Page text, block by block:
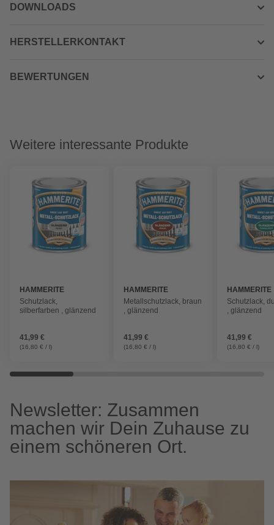
DOWNLOADS
HERSTELLERKONTAKT
BEWERTUNGEN
Weitere interessante Produkte
HAMMERITE
Schutzlack,
silberfarben , glänzend
41,99 €
(16,80 € / l)
HAMMERITE
Metallschutzlack, braun
, glänzend
41,99 €
(16,80 € / l)
HAMMERITE
Schutzlack,
, glänzend
41,99 €
(16,80 € / l)
Newsletter: Zusammen
machen wir Dein Zuhause zu
einem schöneren Ort.